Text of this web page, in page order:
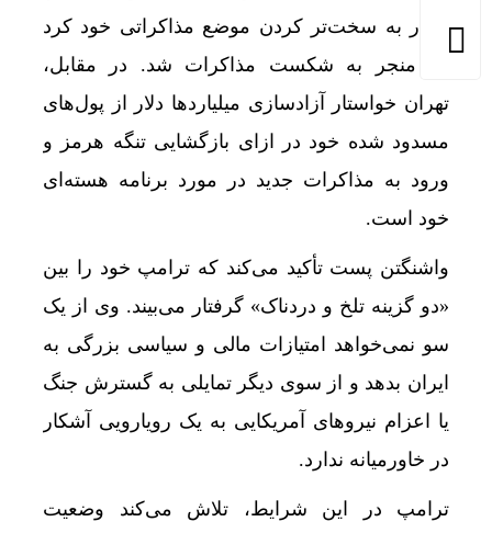
وادار به سخت‌تر کردن موضع مذاکراتی خود کرد
که منجر به شکست مذاکرات شد. در مقابل،
تهران خواستار آزادسازی میلیاردها دلار از پول‌های
مسدود شده خود در ازای بازگشایی تنگه هرمز و
ورود به مذاکرات جدید در مورد برنامه هسته‌ای
خود است.
واشنگتن پست تأکید می‌کند که ترامپ خود را بین
«دو گزینه تلخ و دردناک» گرفتار می‌بیند. وی از یک
سو نمی‌خواهد امتیازات مالی و سیاسی بزرگی به
ایران بدهد و از سوی دیگر تمایلی به گسترش جنگ
یا اعزام نیروهای آمریکایی به یک رویارویی آشکار
در خاورمیانه ندارد.
ترامپ در این شرایط، تلاش می‌کند وضعیت